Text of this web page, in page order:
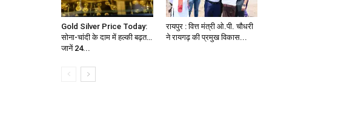
Gold Silver Price Today:
सोना-चांदी के दाम में हल्की बढ़त…
जानें 24...
रायपुर : वित्त मंत्री ओ.पी. चौधरी
ने रायगढ़ की प्रमुख विकास...